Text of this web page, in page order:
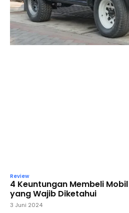
Review
4 Keuntungan Membeli
yang Wajib Diketahui
3 Juni 2024